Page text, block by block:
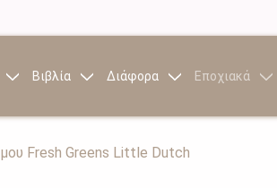
Βιβλία Διάφορα Εποχιακά
Fresh Greens Little Dutch